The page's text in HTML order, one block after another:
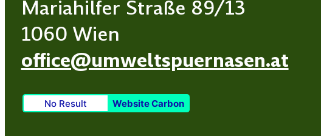
Mariahilfer Straße 89/13
1060 Wien
office@umweltspuernasen.at
No Result Website Carbon